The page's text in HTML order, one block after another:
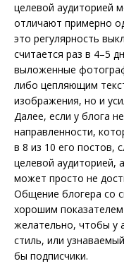
целевой аудиторией
отличают примерно
это регулярность
считается раз в 4–5
выложенные
либо цепляющим
изображения, но и
Далее, если у блога
направленности,
в 8 из 10 его постов,
целевой аудиторией,
может просто не
Общение блогера со
хорошим
желательно, чтобы у
стиль, или
бы подписчики.